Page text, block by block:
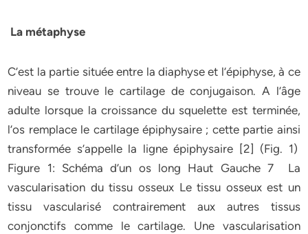
La métaphyse
C’est la partie située entre la diaphyse et l’épiphyse, à ce
niveau se trouve le cartilage de conjugaison. A l’âge
adulte lorsque la croissance du squelette est terminée,
l’os remplace le cartilage épiphysaire ; cette partie ainsi
transformée s’appelle la ligne épiphysaire [2] (Fig. 1)
Figure 1: Schéma d’un os long Haut Gauche 7 La
vascularisation du tissu osseux Le tissu osseux est un
tissu vascularisé contrairement aux autres tissus
conjonctifs comme le cartilage. Une vascularisation